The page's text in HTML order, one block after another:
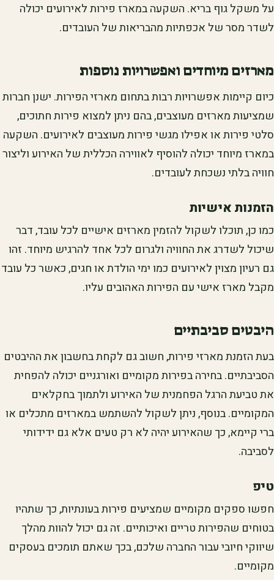
על משקל גוף בריא. השקעה במארז פירות לאירועים יכולה
לשדר מסר של אכפתיות מהבריאות של העובדים.
מארזים מיוחדים ואפשרויות נוספות
כיום קיימות אפשרויות רבות בתחום מארזי הפירות. ישנן חברות
שמציעות מארזים מעוצבים, בהם ניתן למצוא פירות חתוכים,
סלטי פירות או אפילו מגשי פירות מעוצבים לאירועים. השקעה
במארז מיוחד יכולה להוסיף לאווירה הכללית של האירוע וליצור
חוויה בלתי נשכחת לעובדים.
הזמנות אישיות
כמו כן, תוכלו לשקול להזמין מארזים אישיים לכל עובד, דבר
שיכול לשדרג את החוויה ולגרום לכל אחד להרגיש מיוחד. זהו
גם רעיון מצוין לאירועים כמו ימי הולדת או חגים, כאשר כל עובד
מקבל מארז אישי עם הפירות האהובים עליו.
היבטים סביבתיים
בעת הזמנת מארזי פירות, חשוב גם לקחת בחשבון את ההיבטים
הסביבתיים. בחירה בפירות מקומיים ואורגניים יכולה להפחית
את טביעת הרגל הפחמנית של האירוע ולתמוך בחקלאים
המקומיים. בנוסף, ניתן לשקול להשתמש במארזים מתכלים או
ברי קיימא, כך שהאירוע יהיה לא רק טעים אלא גם ידידותי
לסביבה.
טיפ
חפשו ספקים מקומיים שמציעים פירות בעונתיות, כך שתהיו
בטוחים שהפירות טריים ואיכותיים. זה גם יכול להוות מהלך
שיווקי חיובי עבור החברה שלכם, בכך שאתם תומכים בעסקים
מקומיים.